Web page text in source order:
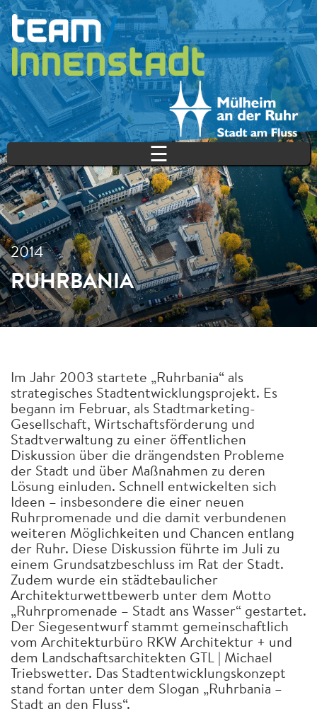
Direkt zum Inhalt
☰
2014
RUHRBANIA
Im Jahr 2003 startete „Ruhrbania“ als
strategisches Stadtentwicklungsprojekt. Es
begann im Februar, als Stadtmarketing-
Gesellschaft, Wirtschaftsförderung und
Stadtverwaltung zu einer öffentlichen
Diskussion über die drängendsten Probleme
der Stadt und über Maßnahmen zu deren
Lösung einluden. Schnell entwickelten sich
Ideen – insbesondere die einer neuen
Ruhrpromenade und die damit verbundenen
weiteren Möglichkeiten und Chancen entlang
der Ruhr. Diese Diskussion führte im Juli zu
einem Grundsatzbeschluss im Rat der Stadt.
Zudem wurde ein städtebaulicher
Architekturwettbewerb unter dem Motto
„Ruhrpromenade – Stadt ans Wasser“ gestartet.
Der Siegesentwurf stammt gemeinschaftlich
vom Architekturbüro RKW Architektur + und
dem Landschaftsarchitekten GTL | Michael
Triebswetter. Das Stadtentwicklungskonzept
stand fortan unter dem Slogan „Ruhrbania –
Stadt an den Fluss“.